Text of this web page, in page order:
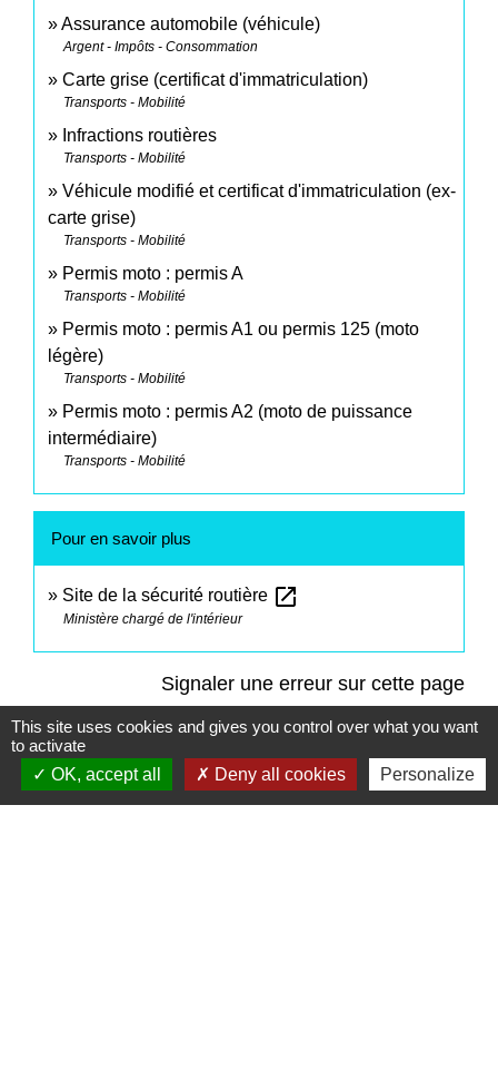
Assurance automobile (véhicule)
Argent - Impôts - Consommation
Carte grise (certificat d'immatriculation)
Transports - Mobilité
Infractions routières
Transports - Mobilité
Véhicule modifié et certificat d'immatriculation (ex-
carte grise)
Transports - Mobilité
Permis moto : permis A
Transports - Mobilité
Permis moto : permis A1 ou permis 125 (moto
légère)
Transports - Mobilité
Permis moto : permis A2 (moto de puissance
intermédiaire)
Transports - Mobilité
Pour en savoir plus
Site de la sécurité routière open_in_new
Ministère chargé de l'intérieur
Signaler une erreur sur cette page
This site uses cookies and gives you control over what you want
to activate
OK, accept all
Deny all cookies Personalize